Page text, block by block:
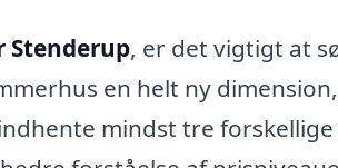
Stenderup, er det vigtigt at
en helt ny
mindst tre forskellige